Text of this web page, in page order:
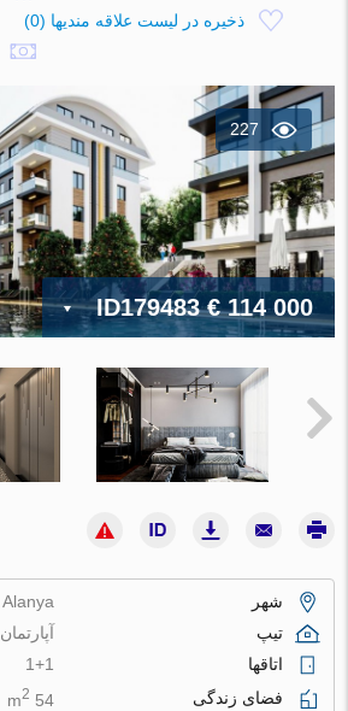
ذخیره در لیست علاقه مندیها (
0
)
227
ID179483€ 114 000
شهر
Alanya
تیپ
آپارتمان
اتاقها
1+1
فضای زندگی
54 m
2